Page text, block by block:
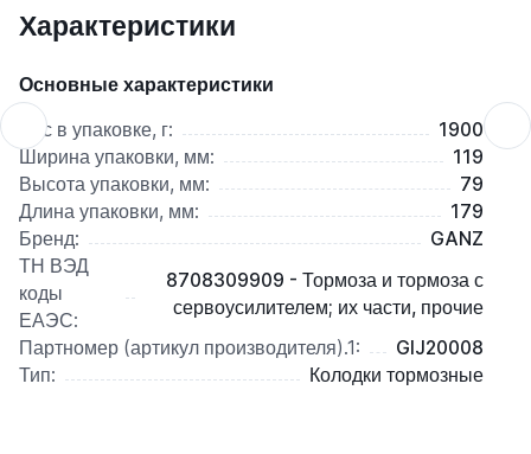
Характеристики
Основные характеристики
Вес в упаковке, г:
1900
Ширина упаковки, мм:
119
Высота упаковки, мм:
79
Длина упаковки, мм:
179
Бренд:
GANZ
ТН ВЭД
коды
ЕАЭС:
8708309909 - Тормоза и тормоза с
сервоусилителем; их части, прочие
Партномер (артикул производителя).1:
GIJ20008
Тип:
Колодки тормозные